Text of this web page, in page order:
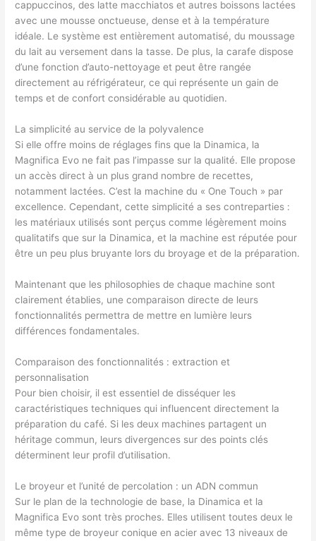
cappuccinos, des latte macchiatos et autres boissons lactées
avec une mousse onctueuse, dense et à la température
idéale. Le système est entièrement automatisé, du moussage
du lait au versement dans la tasse. De plus, la carafe dispose
d’une fonction d’auto-nettoyage et peut être rangée
directement au réfrigérateur, ce qui représente un gain de
temps et de confort considérable au quotidien.
La simplicité au service de la polyvalence
Si elle offre moins de réglages fins que la Dinamica, la
Magnifica Evo ne fait pas l’impasse sur la qualité. Elle propose
un accès direct à un plus grand nombre de recettes,
notamment lactées. C’est la machine du « One Touch » par
excellence. Cependant, cette simplicité a ses contreparties :
les matériaux utilisés sont perçus comme légèrement moins
qualitatifs que sur la Dinamica, et la machine est réputée pour
être un peu plus bruyante lors du broyage et de la préparation.
Maintenant que les philosophies de chaque machine sont
clairement établies, une comparaison directe de leurs
fonctionnalités permettra de mettre en lumière leurs
différences fondamentales.
Comparaison des fonctionnalités : extraction et
personnalisation
Pour bien choisir, il est essentiel de disséquer les
caractéristiques techniques qui influencent directement la
préparation du café. Si les deux machines partagent un
héritage commun, leurs divergences sur des points clés
déterminent leur profil d’utilisation.
Le broyeur et l’unité de percolation : un ADN commun
Sur le plan de la technologie de base, la Dinamica et la
Magnifica Evo sont très proches. Elles utilisent toutes deux le
même type de broyeur conique en acier avec 13 niveaux de